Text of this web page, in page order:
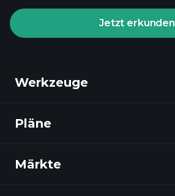
Jetzt erkunden
Werkzeuge
Entdecken
Pläne
Märkte